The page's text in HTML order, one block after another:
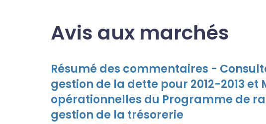
Avis aux marchés
Résumé des commentaires -
gestion de la dette pour 2012-2013
opérationnelles du Programme de
gestion de la trésorerie